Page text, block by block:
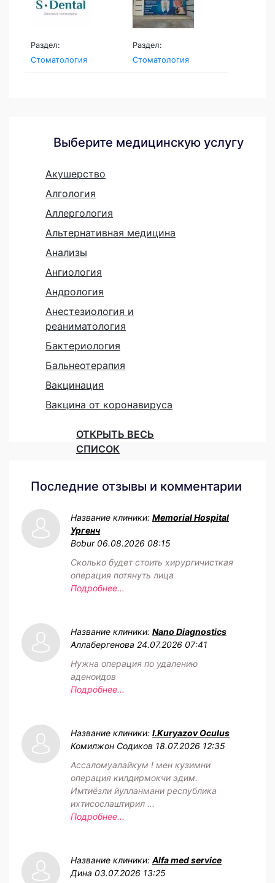
Раздел:
Стоматология
Раздел:
Стоматология
Выберите медицинскую услугу
Акушерство
Алгология
Аллергология
Альтернативная медицина
Анализы
Ангиология
Андрология
Анестезиология и
реаниматология
Бактериология
Бальнеотерапия
Вакцинация
Вакцина от коронавируса
ОТКРЫТЬ ВЕСЬ
СПИСОК
Последние отзывы и комментарии
Название клиники: Memorial Hospital
Ургенч
Bobur 06.08.2026 08:15
Сколько будет стоить хирургичисткая
операция потянуть лица
Подробнее...
Название клиники: Nano Diagnostics
Аллабергенова 24.07.2026 07:41
Нужна операция по удалению
аденоидов
Подробнее...
Название клиники: I.Kuryazov Oculus
Комилжон Содиков 18.07.2026 12:35
Ассаломуалайкум ! мен кузимни
операция килдирмокчи эдим.
Имтиёзли йулланмани республика
ихтисослаштирил ...
Подробнее...
Название клиники: Alfa med service
Дина 03.07.2026 13:25